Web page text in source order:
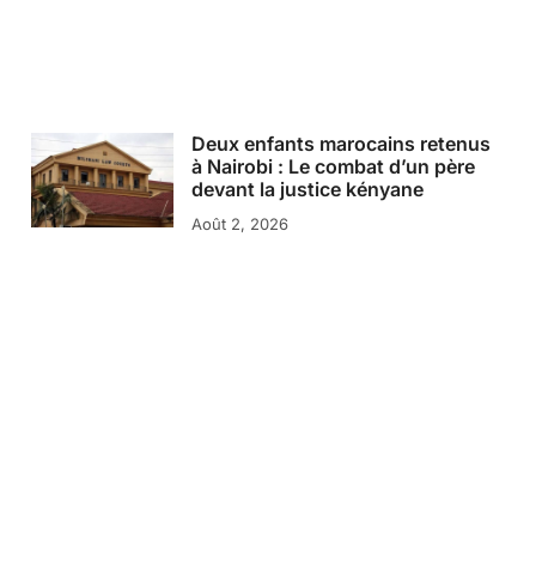
Deux enfants marocains retenus
à Nairobi : Le combat d’un père
devant la justice kényane
Août 2, 2026